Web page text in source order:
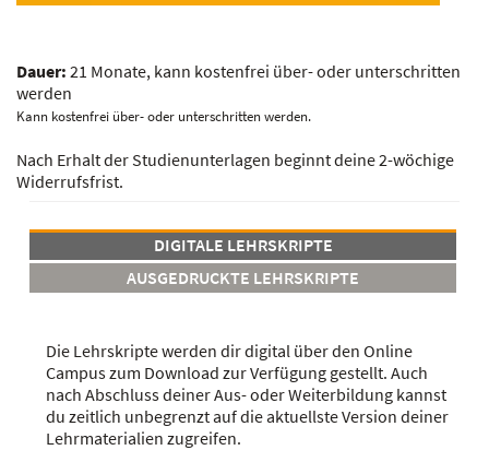
Dauer: 21 Monate, kann kostenfrei über- oder unterschritten
werden
Kann kostenfrei über- oder unterschritten werden.
Nach Erhalt der Studienunterlagen beginnt deine 2-wöchige
Widerrufsfrist.
DIGITALE LEHRSKRIPTE
AUSGEDRUCKTE LEHRSKRIPTE
Die Lehrskripte werden dir digital über den Online
Campus zum Download zur Verfügung gestellt. Auch
nach Abschluss deiner Aus- oder Weiterbildung kannst
du zeitlich unbegrenzt auf die aktuellste Version deiner
Lehrmaterialien zugreifen.